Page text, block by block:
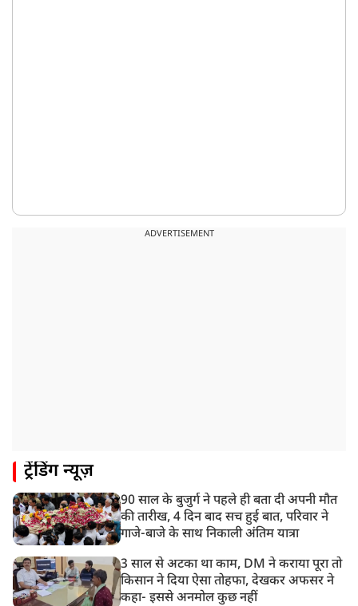
ADVERTISEMENT
ट्रेंडिंग न्यूज़
90 साल के बुजुर्ग ने पहले ही बता दी अपनी मौत
की तारीख, 4 दिन बाद सच हुई बात, परिवार ने
गाजे-बाजे के साथ निकाली अंतिम यात्रा
3 साल से अटका था काम, DM ने कराया पूरा तो
किसान ने दिया ऐसा तोहफा, देखकर अफसर ने
कहा- इससे अनमोल कुछ नहीं